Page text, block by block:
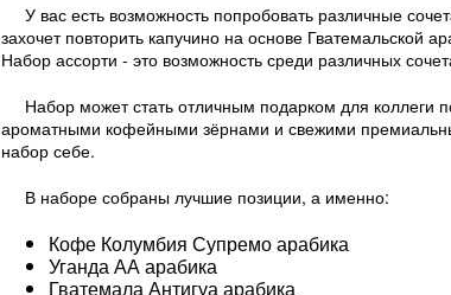
У вас есть возможность попробовать различные
захочет повторить капучино на основе Гватемальской
Набор ассорти - это возможность среди различных
Набор может стать отличным подарком для коллеги
ароматными кофейными зёрнами и свежими
набор себе.
В наборе собраны лучшие позиции, а именно:
Кофе Колумбия Супремо арабика
Уганда АА арабика
Гватемала Антигуа арабика